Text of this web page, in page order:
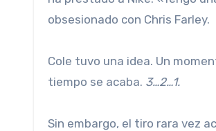
obsesionado con Chris Farley.
Cole tuvo una idea. Un
tiempo se acaba. 3…2…1.
Sin embargo, el tiro rara vez